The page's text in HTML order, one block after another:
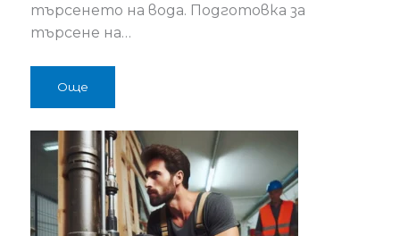
търсенето на вода. Подготовка за
търсене на…
Още